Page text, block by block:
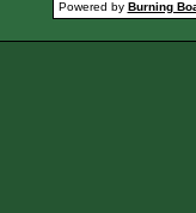
Powered by Burning